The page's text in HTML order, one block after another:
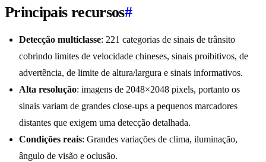
Principais recursos#
Detecção multiclasse: 221 categorias de sinais de trânsito
cobrindo limites de velocidade chineses, sinais proibitivos, de
advertência, de limite de altura/largura e sinais informativos.
Alta resolução: imagens de 2048×2048 pixels, portanto os
sinais variam de grandes close-ups a pequenos marcadores
distantes que exigem uma detecção detalhada.
Condições reais: Grandes variações de clima, iluminação,
ângulo de visão e oclusão.